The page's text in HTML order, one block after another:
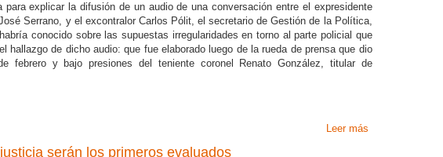
para explicar la difusión de un audio de una conversación entre el expresidente
Serrano, y el excontralor Carlos Pólit, el secretario de Gestión de la Política,
conocido sobre las supuestas irregularidades en torno al parte policial que
hallazgo de dicho audio: que fue elaborado luego de la rueda de prensa que dio
febrero y bajo presiones del teniente coronel Renato González, titular de
Leer más
serán los primeros evaluados